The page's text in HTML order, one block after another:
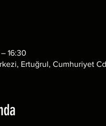
16:30
Ertuğrul, Cumhuriyet